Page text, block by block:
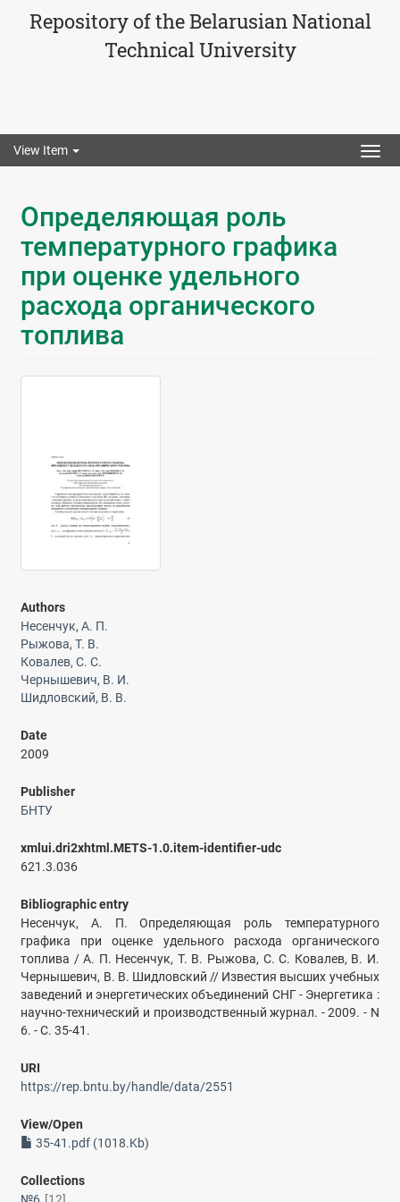
Repository of the Belarusian National
Technical University
View Item
Определяющая роль
температурного графика
при оценке удельного
расхода органического
топлива
Authors
Несенчук, А. П.
Рыжова, Т. В.
Ковалев, С. С.
Чернышевич, В. И.
Шидловский, В. В.
Date
2009
Publisher
БНТУ
xmlui.dri2xhtml.METS-1.0.item-identifier-udc
621.3.036
Bibliographic entry
Несенчук, А. П. Определяющая роль температурного
графика при оценке удельного расхода органического
топлива / А. П. Несенчук, Т. В. Рыжова, С. С. Ковалев, В. И.
Чернышевич, В. В. Шидловский // Известия высших учебных
заведений и энергетических объединений СНГ - Энергетика :
научно-технический и производственный журнал. - 2009. - N
6. - С. 35-41.
URI
https://rep.bntu.by/handle/data/2551
View/Open
35-41.pdf (1018.Kb)
Collections